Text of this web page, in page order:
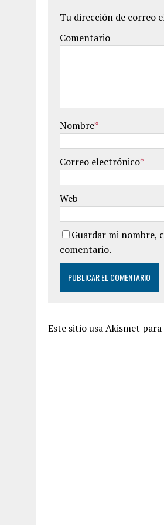
Tu dirección de correo
Comentario
Nombre*
Correo electrónico*
Web
Guardar mi nombre,
comentario.
Este sitio usa Akismet